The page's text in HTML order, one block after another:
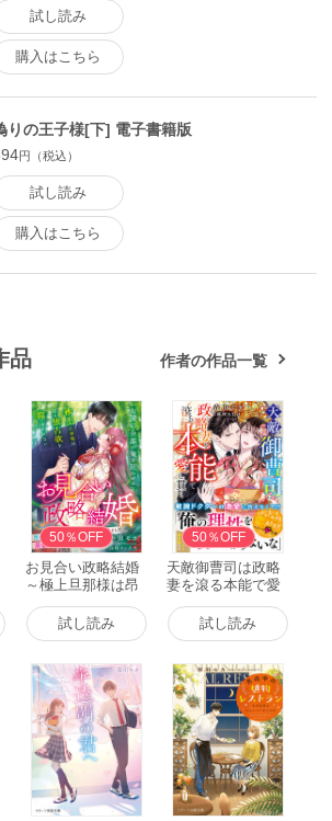
試し読み
購入はこちら
りの王子様[下] 電子書籍版
円（税込）
試し読み
購入はこちら
品 作者の作品一覧
50％OFF
お見合い政略結婚
～極上旦那様は昂
る独占欲を抑えら
れない～ 電子書籍
版
試し読み
50％OFF
天敵御曹司は政略
妻を滾る本能で愛
し貫く 電子書籍版
試し読み